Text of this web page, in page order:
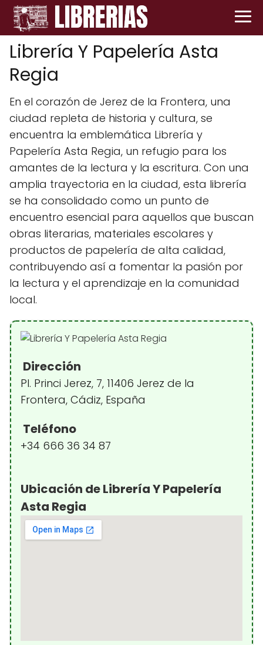
Librería Y Papelería Asta
Regia
En el corazón de Jerez de la Frontera, una
ciudad repleta de historia y cultura, se
encuentra la emblemática Librería y
Papelería Asta Regia, un refugio para los
amantes de la lectura y la escritura. Con una
amplia trayectoria en la ciudad, esta librería
se ha consolidado como un punto de
encuentro esencial para aquellos que buscan
obras literarias, materiales escolares y
productos de papelería de alta calidad,
contribuyendo así a fomentar la pasión por
la lectura y el aprendizaje en la comunidad
local.
Dirección
Pl. Princi Jerez, 7, 11406 Jerez de la
Frontera, Cádiz, España
Teléfono
+34 666 36 34 87
Ubicación de Librería Y Papelería
Asta Regia